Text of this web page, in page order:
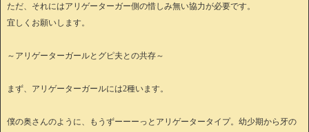
ただ、それにはアリゲーターガー側の惜しみ無い協力が必要です。
宜しくお願いします。
～アリゲーターガールとグピ夫との共存～
まず、アリゲーターガールには2種います。
僕の奥さんのように、もうずーーーっとアリゲータータイプ。幼少期から牙の